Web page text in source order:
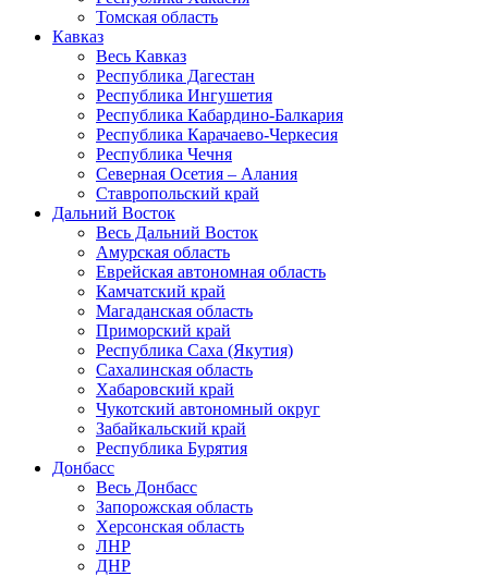
Томская область
Кавказ
Весь Кавказ
Республика Дагестан
Республика Ингушетия
Республика Кабардино-Балкария
Республика Карачаево-Черкесия
Республика Чечня
Северная Осетия – Алания
Ставропольский край
Дальний Восток
Весь Дальний Восток
Амурская область
Еврейская автономная область
Камчатский край
Магаданская область
Приморский край
Республика Саха (Якутия)
Сахалинская область
Хабаровский край
Чукотский автономный округ
Забайкальский край
Республика Бурятия
Донбасс
Весь Донбасс
Запорожская область
Херсонская область
ЛНР
ДНР